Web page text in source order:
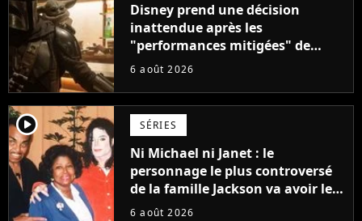
Disney prend une décision
inattendue après les
"performances mitigées" de
Vaiana et The Mandalorian &
6 août 2026
player2 SÉRIES
Ni Michael ni Janet : le
personnage le plus controversé
de la famille Jackson va avoir le
droit à sa propre série
6 août 2026